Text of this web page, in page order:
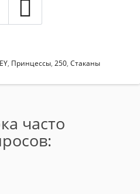
, Принцессы, 250, Стаканы
часто